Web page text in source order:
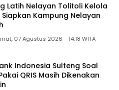
Latih Nelayan Tolitoli Kelola
Siapkan Kampung Nelayan
Jumat, 07 Agustus 2026 - 14:18 WITA
Indonesia Sulteng Soal
QRIS Masih Dikenakan